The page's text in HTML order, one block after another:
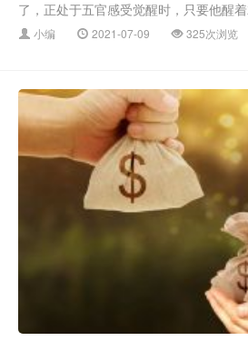
了，正处于五官感受觉醒时，只要他醒
小编 2021-07-09 325次浏览